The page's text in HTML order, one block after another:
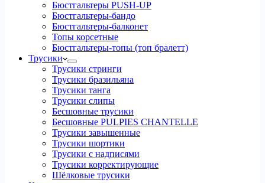
Бюстгальтеры PUSH-UP
Бюстгальтеры-бандо
Бюстгальтеры-балконет
Топы корсетные
Бюстгальтеры-топы (топ бралетт)
Трусики
Трусики стринги
Трусики бразильяна
Трусики танга
Трусики слипы
Бесшовные трусики
Бесшовные PULPIES CHANTELLE
Трусики завышенные
Трусики шортики
Трусики с надписями
Трусики корректирующие
Шёлковые трусики